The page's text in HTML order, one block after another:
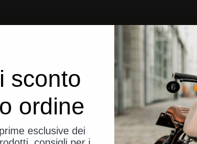
sconto
ordine
esclusive dei